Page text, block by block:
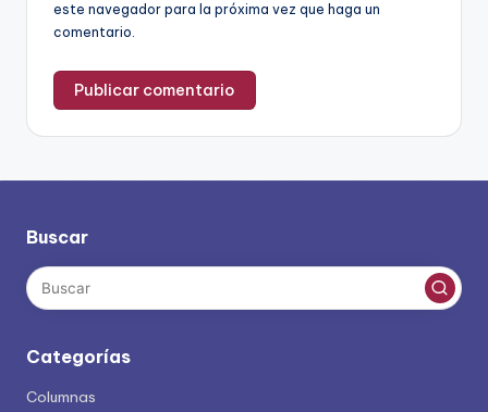
este navegador para la próxima vez que haga un
comentario.
Buscar
Categorías
Columnas